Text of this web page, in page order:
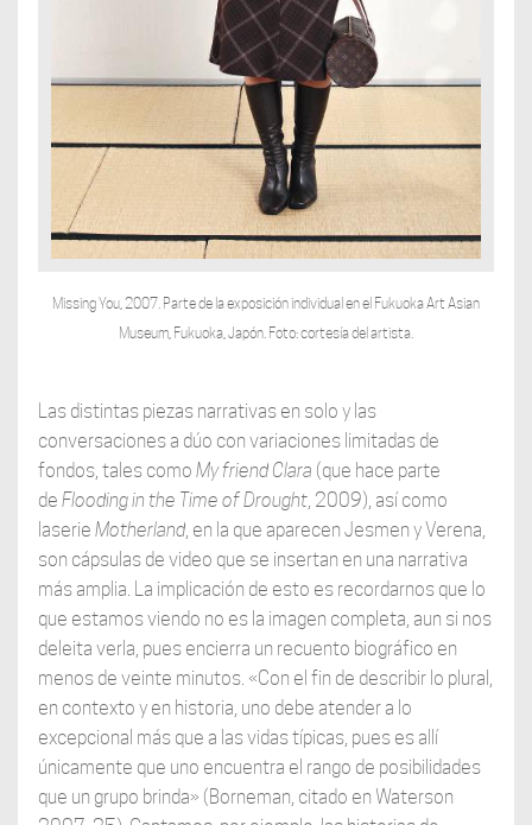
Missing You, 2007. Parte de la exposición individual en el Fukuoka Art Asian
Museum, Fukuoka, Japón. Foto: cortesía del artista.
Las distintas piezas narrativas en solo y las
conversaciones a dúo con variaciones limitadas de
fondos, tales como My friend Clara (que hace parte
de Flooding in the Time of Drought, 2009), así como
laserie Motherland, en la que aparecen Jesmen y Verena,
son cápsulas de video que se insertan en una narrativa
más amplia. La implicación de esto es recordarnos que lo
que estamos viendo no es la imagen completa, aun si nos
deleita verla, pues encierra un recuento biográfico en
menos de veinte minutos. «Con el fin de describir lo plural,
en contexto y en historia, uno debe atender a lo
excepcional más que a las vidas típicas, pues es allí
únicamente que uno encuentra el rango de posibilidades
que un grupo brinda» (Borneman, citado en Waterson